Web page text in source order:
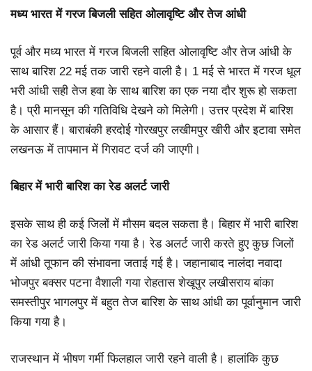
मध्य भारत में गरज बिजली सहित ओलावृष्टि और तेज आंधी
पूर्व और मध्य भारत में गरज बिजली सहित ओलावृष्टि और तेज आंधी के
साथ बारिश 22 मई तक जारी रहने वाली है। 1 मई से भारत में गरज धूल
भरी आंधी सही तेज हवा के साथ बारिश का एक नया दौर शुरू हो सकता
है। प्री मानसून की गतिविधि देखने को मिलेगी। उत्तर प्रदेश में बारिश
के आसार हैं। बाराबंकी हरदोई गोरखपुर लखीमपुर खीरी और इटावा समेत
लखनऊ में तापमान में गिरावट दर्ज की जाएगी।
बिहार में भारी बारिश का रेड अलर्ट जारी
इसके साथ ही कई जिलों में मौसम बदल सकता है। बिहार में भारी बारिश
का रेड अलर्ट जारी किया गया है। रेड अलर्ट जारी करते हुए कुछ जिलों
में आंधी तूफान की संभावना जताई गई है। जहानाबाद नालंदा नवादा
भोजपुर बक्सर पटना वैशाली गया रोहतास शेखूपुर लखीसराय बांका
समस्तीपुर भागलपुर में बहुत तेज बारिश के साथ आंधी का पूर्वानुमान जारी
किया गया है।
राजस्थान में भीषण गर्मी फिलहाल जारी रहने वाली है। हालांकि कुछ